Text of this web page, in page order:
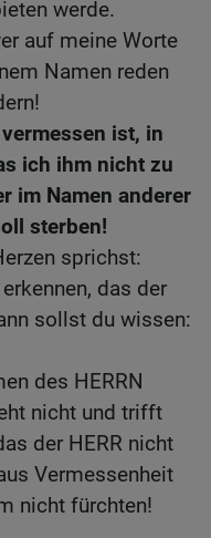
werde.
auf meine Worte
Namen reden
ist, in
ich ihm nicht zu
im Namen anderer
sterben!
sprichst:
das der
sollst du wissen:
des HERRN
nicht und trifft
der HERR nicht
Vermessenheit
nicht fürchten!